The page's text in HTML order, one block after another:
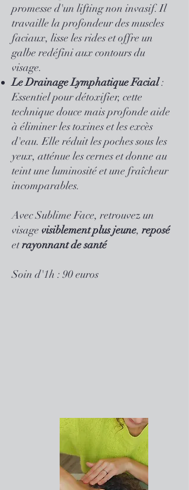
promesse d'un lifting non invasif. Il
travaille la profondeur des muscles
faciaux, lisse les rides et offre un
galbe redéfini aux contours du
visage.
Le Drainage Lymphatique Facial:
Essentiel pour détoxifier, cette
technique douce mais profonde aide
à éliminer les toxines et les excès
d'eau. Elle réduit les poches sous les
yeux, atténue les cernes et donne au
teint une luminosité et une fraîcheur
incomparables.
Avec Sublime Face, retrouvez un
visage visiblement plus jeune, reposé
etrayonnant de santé
Soin d'1h : 90 euros